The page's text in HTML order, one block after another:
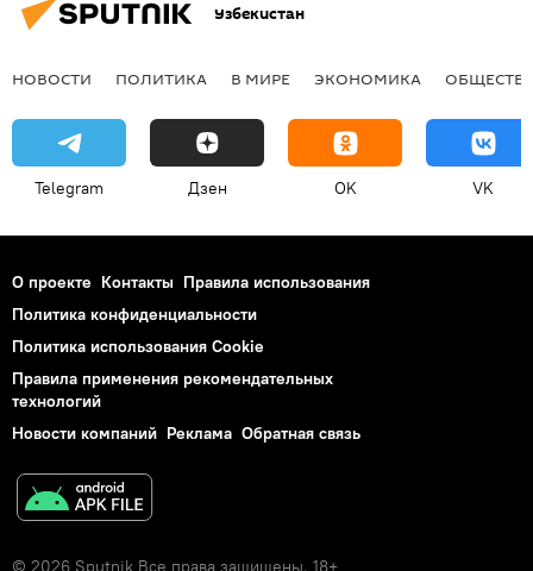
Узбекистан
НОВОСТИ ПОЛИТИКА В МИРЕ ЭКОНОМИКА
Telegram Дзен OK VK
О проекте Контакты Правила использования
Политика конфиденциальности
Политика использования Cookie
Правила применения рекомендательных
технологий
Новости компаний Реклама Обратная связь
© 2026 Sputnik Все права защищены. 18+